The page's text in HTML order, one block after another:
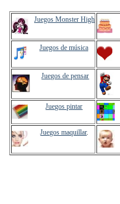
Juegos Monster High
Juegos de música
Juegos de pensar
Juegos pintar
Juegos maquillar.